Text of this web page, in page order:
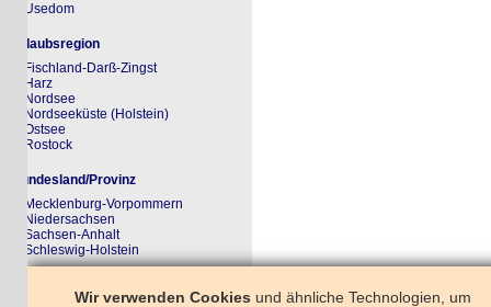
Darß-Zingst
(Holstein)
Provinz
Vorpommern
Anhalt
Holstein
Wir verwenden Cookies und ähnliche Technologien, um